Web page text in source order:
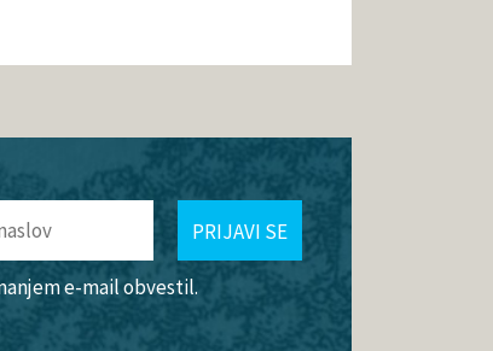
PRIJAVI SE
e-mail obvestil.